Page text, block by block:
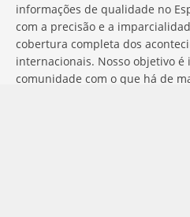
informações de qualidade no
com a precisão e a
cobertura completa dos
internacionais. Nosso objetivo
comunidade com o que há de